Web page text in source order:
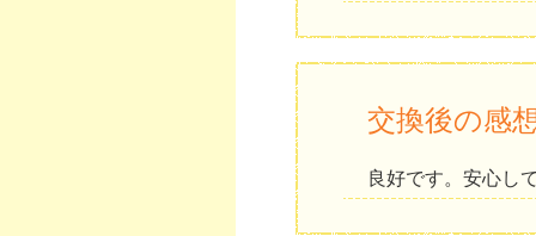
交換後の感
良好です。安心し